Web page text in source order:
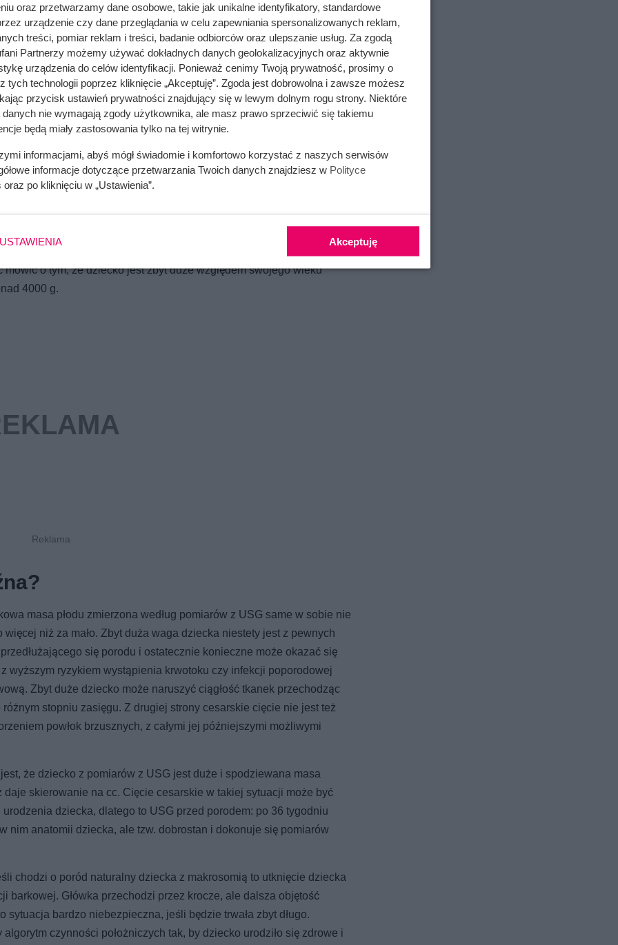
makrosomią, czyli duża masa urodzeniowa poprzedniego dziecka lub
porodu (po 40 tygodniu) duża waga dziecka jest znacznie bardziej
też ważne jest monitorowanie szacunkowej masy ciała dziecka
porodu,
cukrzyca jest niebezpieczna jeśli mama nie stosuje diety i
W przeciwnym razie, jeśli mimo cukrzycy cukier jest w normie ze
i/ lub stosowanie insuliny- to dla dziecka nie ma powikłań i
ryzyko pojawienia się. Bardzo, ale to bardzo ważna w cukrzycy jest
jest znacząco mniejsza możliwość powikłań i można zapomnieć o
pomiarów z USG nie oznacza od razu makrosomii płodu. Masa
o tym, że dziecko jest zbyt duże względem swojego wieku
4000 g.
masa płodu zmierzona według pomiarów z USG same w sobie nie
niż za mało. Zbyt duża waga dziecka niestety jest z pewnych
się porodu i ostatecznie konieczne może okazać się
wyższym ryzykiem wystąpienia krwotoku czy infekcji poporodowej
Zbyt duże dziecko może naruszyć ciągłość tkanek przechodząc
stopniu zasięgu. Z drugiej strony cesarskie cięcie nie jest też
powłok brzusznych, z całymi jej późniejszymi możliwymi
że dziecko z pomiarów z USG jest duże i spodziewana masa
skierowanie na cc. Cięcie cesarskie w takiej sytuacji może być
dziecka, dlatego to USG przed porodem: po 36 tygodniu
nim anatomii dziecka, ale tzw. dobrostan i dokonuje się pomiarów
chodzi o poród naturalny dziecka z makrosomią to utknięcie dziecka
barkowej. Główka przechodzi przez krocze, ale dalsza objętość
bardzo niebezpieczna, jeśli będzie trwała zbyt długo.
czynności położniczych tak, by dziecko urodziło się zdrowe i
oraz przetwarzamy dane osobowe, takie jak unikalne identyfikatory, standardowe
urządzenie czy dane przeglądania w celu zapewniania spersonalizowanych reklam,
treści, pomiar reklam i treści, badanie odbiorców oraz ulepszanie usług. Za zgodą
Partnerzy możemy używać dokładnych danych geolokalizacyjnych oraz aktywnie
urządzenia do celów identyfikacji. Ponieważ cenimy Twoją prywatność, prosimy o
tych technologii poprzez kliknięcie „Akceptuję”. Zgoda jest dobrowolna i zawsze możesz
przycisk ustawień prywatności znajdujący się w lewym dolnym rogu strony. Niektóre
danych nie wymagają zgody użytkownika, ale masz prawo sprzeciwić się takiemu
będą miały zastosowania tylko na tej witrynie.
informacjami, abyś mógł świadomie i komfortowo korzystać z naszych serwisów
informacje dotyczące przetwarzania Twoich danych znajdziesz w Polityce
oraz po kliknięciu w „Ustawienia”.
USTAWIENIA Akceptuję